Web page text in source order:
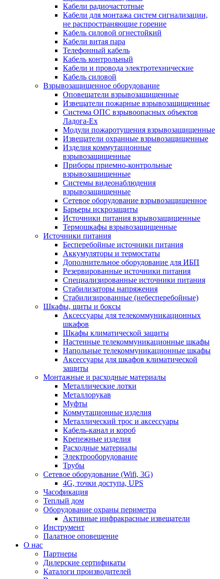
Кабели радиочастотные
Кабели для монтажа систем сигнализации,
не распространяющие горение
Кабель силовой огнестойкий
Кабели витая пара
Телефонный кабель
Кабель контрольный
Кабели и провода электротехнические
Кабель силовой
Взрывозащищенное оборудование
Оповещатели взрывозащищенные
Извещатели пожарные взрывозащищенные
Система ОПС взрывоопасных объектов
Ладога-Ex
Модули пожаротушения взрывозащищенные
Извещатели охранные взрывозащищенные
Изделия коммутационные
взрывозащищенные
Приборы приемно-контрольные
взрывозащищенные
Системы видеонаблюдения
взрывозащищенные
Сетевое оборудование взрывозащищенное
Барьеры искрозащиты
Источники питания взрывозащищенные
Термошкафы взрывозащищенные
Источники питания
Бесперебойные источники питания
Аккумуляторы и термостаты
Дополнительное оборудование для ИБП
Резервированные источники питания
Специализированные источники питания
Стабилизаторы напряжения
Стабилизированные (небесперебойные)
Шкафы, щиты и боксы
Аксессуары для телекоммуникационных
шкафов
Шкафы климатической защиты
Настенные телекоммуникационные шкафы
Напольные телекоммуникационные шкафы
Аксессуары для шкафов климатической
защиты
Монтажные и расходные материалы
Металлические лотки
Металлорукав
Муфты
Коммутационные изделия
Металлический трос и аксессуары
Кабель-канал и короб
Крепежные изделия
Расходные материалы
Электрооборудование
Трубы
Сетевое оборудование (Wifi, 3G)
4G, точки доступа, UPS
Часофикация
Теплый дом
Оборудование охраны периметра
Активные инфракрасные извещатели
Инструмент
Палатное оповещение
О нас
Партнеры
Дилерские сертификаты
Каталоги производителей